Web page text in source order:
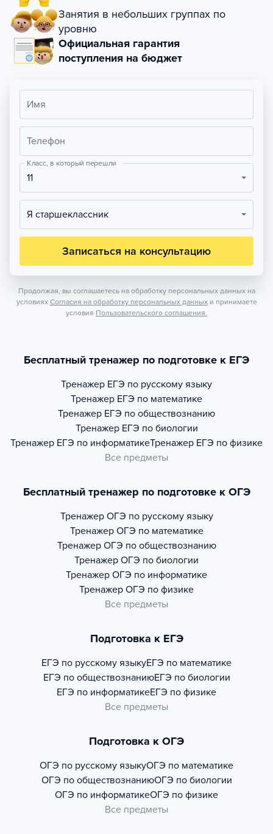
Занятия в небольших группах по
уровню
Официальная гарантия
поступления на бюджет
Имя
Телефон
Класс, в который перешли
11
Я старшеклассник
Записаться на консультацию
Продолжая, вы соглашаетесь на обработку персональных данных на
условиях Согласия на обработку персональных данных и принимаете
условия Пользовательского соглашения.
Бесплатный тренажер по подготовке к ЕГЭ
Тренажер ЕГЭ по русскому языку
Тренажер ЕГЭ по математике
Тренажер ЕГЭ по обществознанию
Тренажер ЕГЭ по биологии
Тренажер ЕГЭ по информатикеТренажер ЕГЭ по физике
Все предметы
Бесплатный тренажер по подготовке к ОГЭ
Тренажер ОГЭ по русскому языку
Тренажер ОГЭ по математике
Тренажер ОГЭ по обществознанию
Тренажер ОГЭ по биологии
Тренажер ОГЭ по информатике
Тренажер ОГЭ по физике
Все предметы
Подготовка к ЕГЭ
ЕГЭ по русскому языкуЕГЭ по математике
ЕГЭ по обществознаниюЕГЭ по биологии
ЕГЭ по информатикеЕГЭ по физике
Все предметы
Подготовка к ОГЭ
ОГЭ по русскому языкуОГЭ по математике
ОГЭ по обществознаниюОГЭ по биологии
ОГЭ по информатикеОГЭ по физике
Все предметы